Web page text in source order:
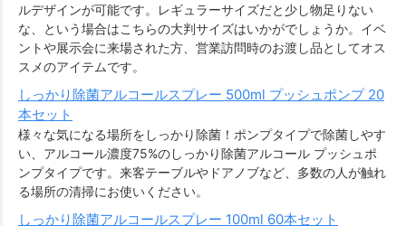
ルデザインが可能です。レギュラーサイズだと少し物足りない
な、という場合はこちらの大判サイズはいかがでしょうか。イベ
ントや展示会に来場された方、営業訪問時のお渡し品としてオス
スメのアイテムです。
しっかり除菌アルコールスプレー 500ml プッシュポンプ 20
本セット
様々な気になる場所をしっかり除菌！ポンプタイプで除菌しやす
い、アルコール濃度75%のしっかり除菌アルコール プッシュポ
ンプタイプです。来客テーブルやドアノブなど、多数の人が触れ
る場所の清掃にお使いください。
しっかり除菌アルコールスプレー 100ml 60本セット